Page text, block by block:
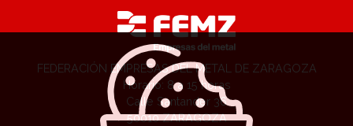
FEDERACIÓN EMPRESAS DEL METAL DE ZARAGOZA
Horario: 8 a 15 horas
Calle Santander 36
50010 ZARAGOZA